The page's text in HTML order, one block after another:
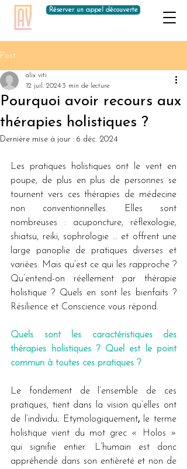
Réserver un appel découverte
Post
Pourquoi avoir recours aux
thérapies holistiques ?
alix viti
12 juil. 2024 3 min de lecture
Dernière mise à jour : 6 déc. 2024
Les pratiques holistiques ont le vent en
poupe, de plus en plus de personnes se
tournent vers ces thérapies de médecine
non conventionnelles. Elles sont
nombreuses : acuponcture, réflexologie,
shiatsu, reiki, sophrologie … et offrent une
large panoplie de pratiques diverses et
variées. Mais qu’est ce qui les rapproche ?
Qu’entend-on réellement par thérapie
holistique ? Quels en sont les bienfaits ?
Résilience et Conscience vous répond.
Quels sont les caractéristiques des
thérapies holistiques ? Quel est le point
commun à toutes ces pratiques ?
Le fondement de l’ensemble de ces
pratiques, tient dans la vision qu’elles ont
de l’individu. Etymologiquement,
le terme
holistique vient du mot grec « Holos »
qui signifie entier. L’humain est donc
appréhendé dans son entièreté et non de